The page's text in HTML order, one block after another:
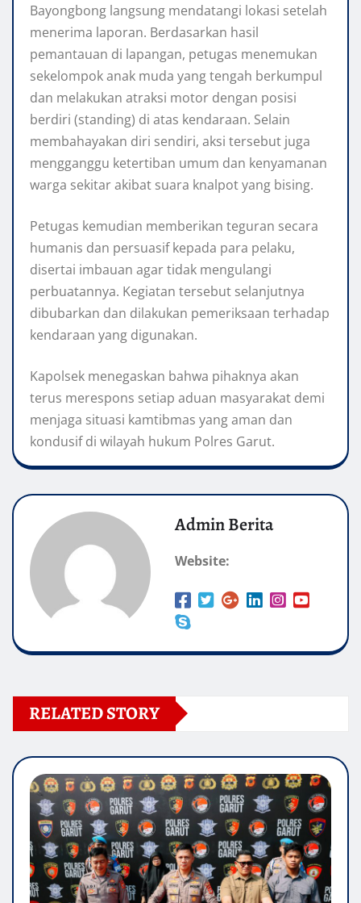
Bayongbong langsung mendatangi lokasi setelah
menerima laporan. Berdasarkan hasil
pemantauan di lapangan, petugas menemukan
sekelompok anak muda yang tengah berkumpul
dan melakukan atraksi motor dengan posisi
berdiri (standing) di atas kendaraan. Selain
membahayakan diri sendiri, aksi tersebut juga
mengganggu ketertiban umum dan kenyamanan
warga sekitar akibat suara knalpot yang bising.
Petugas kemudian memberikan teguran secara
humanis dan persuasif kepada para pelaku,
disertai imbauan agar tidak mengulangi
perbuatannya. Kegiatan tersebut selanjutnya
dibubarkan dan dilakukan pemeriksaan terhadap
kendaraan yang digunakan.
Kapolsek menegaskan bahwa pihaknya akan
terus merespons setiap aduan masyarakat demi
menjaga situasi kamtibmas yang aman dan
kondusif di wilayah hukum Polres Garut.
Admin Berita
Website:
RELATED STORY